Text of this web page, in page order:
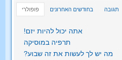
פופולרי בחודשים האחרונים תגובה
אתה יכול להיות יזם!
תרפיה במוסיקה
מה יש לך לעשות את זה שבוע?